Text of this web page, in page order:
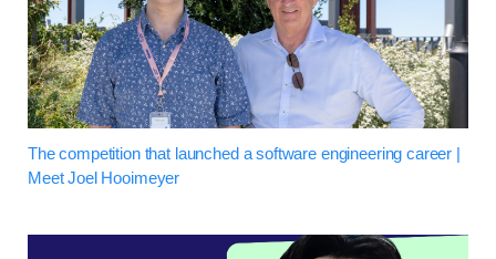
The competition that launched a software engineering career |
Meet Joel Hooimeyer